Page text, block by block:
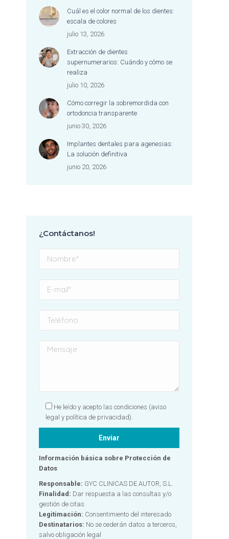
dentista merece una
mención especial por su
excelente trabajo, su
cariñosa y empática con
la que atiende a cada
persona.
Es difícil encontrar un lugar
bien la excelencia
profesional con un trato
tan cercano, humano y
escuchada, cuidada y
acompañada durante
todo el proceso.
con el resultado y
agradecida a todo el
dentista se convierta en
Cuál es el color normal de los dientes:
escala de colores
julio 13, 2026
Extracción de dientes
supernumerarios: Cuándo y cómo se
realiza
julio 10, 2026
Cómo corregir la sobremordida con
ortodoncia transparente
junio 30, 2026
Implantes dentales para agenesias:
La solución definitiva
junio 20, 2026
¿Contáctanos!
He leído y acepto las condiciones (aviso
legal y política de privacidad).
Información básica sobre Protección de
Datos
Responsable: GYC CLINICAS DE AUTOR, S.L.
Finalidad: Dar respuesta a las consultas y/o
gestión de citas.
Legitimación: Consentimiento del interesado
Destinatarios: No se cederán datos a terceros,
salvo obligación legal